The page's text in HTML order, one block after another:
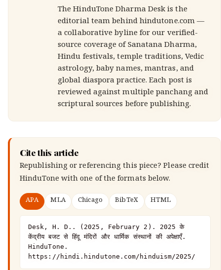
The HinduTone Dharma Desk is the
editorial team behind hindutone.com —
a collaborative byline for our verified-
source coverage of Sanatana Dharma,
Hindu festivals, temple traditions, Vedic
astrology, baby names, mantras, and
global diaspora practice. Each post is
reviewed against multiple panchang and
scriptural sources before publishing.
Cite this article
Republishing or referencing this piece? Please credit
HinduTone with one of the formats below.
APA MLA Chicago BibTeX HTML
Desk, H. D.. (2025, February 2). 2025 के
केंद्रीय बजट से हिंदू मंदिरों और धार्मिक संस्थानों की अपेक्षाएँ.
HinduTone.
https://hindi.hindutone.com/hinduism/2025/